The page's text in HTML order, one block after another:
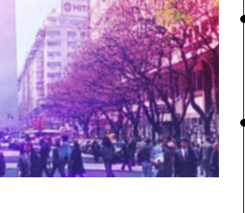
Notas Notas